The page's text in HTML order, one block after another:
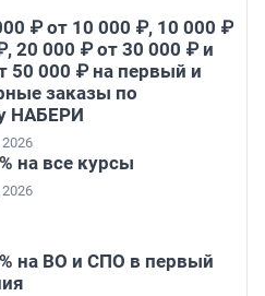
₽ от 10 000 ₽, 10 000 ₽
20 000 ₽ от 30 000 ₽ и
50 000 ₽ на первый и
заказы по
НАБЕРИ
2026
на все курсы
2026
на ВО и СПО в первый